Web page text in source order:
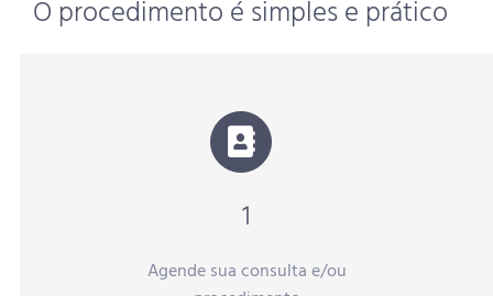
O procedimento é simples e prático
1
Agende sua consulta e/ou